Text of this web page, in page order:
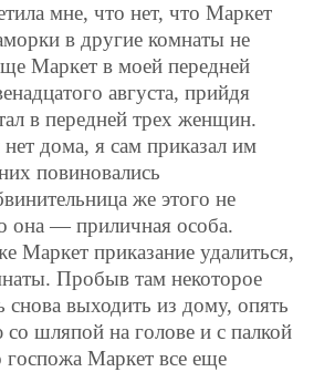
мне, что нет, что Маркет
в другие комнаты не
Маркет в моей передней
августа, прийдя
в передней трех женщин.
дома, я сам приказал им
повиновались
же этого не
она — приличная особа.
Маркет приказание удалиться,
Пробыв там некоторое
снова выходить из дому, опять
шляпой на голове и с палкой
госпожа Маркет все еще